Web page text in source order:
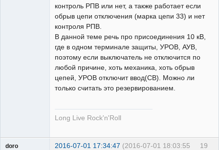
контроль РПВ или нет, а также работает если
обрыв цепи отключения (марка цепи 33) и нет
контроля РПВ.
В данной теме речь про присоединения 10 кВ,
где в одном терминале защиты, УРОВ, АУВ,
поэтому если выключатель не отключится по
любой причине, хоть механика, хоть обрыв
цепей, УРОВ отключит ввод(СВ). Можно ли
только считать это резервированием.
Long Live Rock'n'Roll
19
doro 2016-07-01 17:34:47 (2016-07-01 18:03:55